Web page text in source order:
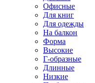
Офисные
Для книг
Для одежды
На балкон
Форма
Высокие
Г-образные
Длинные
Низкие